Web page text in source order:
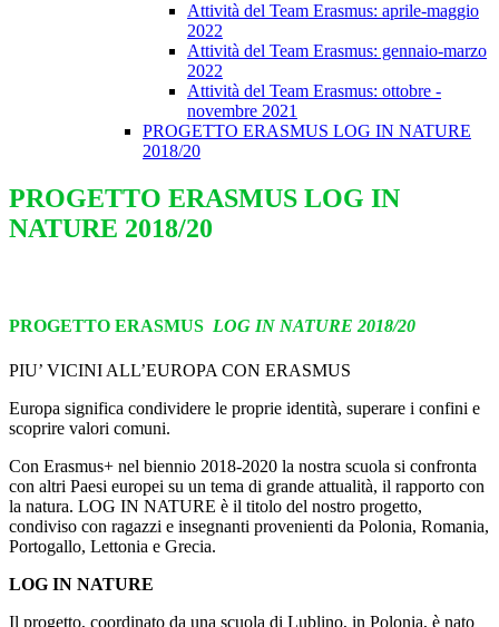
Attività del Team Erasmus: aprile-maggio
2022
Attività del Team Erasmus: gennaio-marzo
2022
Attività del Team Erasmus: ottobre -
novembre 2021
PROGETTO ERASMUS LOG IN NATURE
2018/20
PROGETTO ERASMUS LOG IN
NATURE 2018/20
PROGETTO ERASMUS LOG IN NATURE 2018/20
PIU’ VICINI ALL’EUROPA CON ERASMUS
Europa significa condividere le proprie identità, superare i confini e
scoprire valori comuni.
Con Erasmus+ nel biennio 2018-2020 la nostra scuola si confronta
con altri Paesi europei su un tema di grande attualità, il rapporto con
la natura. LOG IN NATURE è il titolo del nostro progetto,
condiviso con ragazzi e insegnanti provenienti da Polonia, Romania,
Portogallo, Lettonia e Grecia.
LOG IN NATURE
Il progetto, coordinato da una scuola di Lublino, in Polonia, è nato